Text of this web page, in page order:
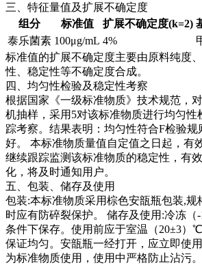
三、特征量值及扩展不确定度
组分
标准值 扩展不确定度(k=2)
泰乐菌素 100μg/mL 4%
标准值的扩展不确定度主要由原料纯度
性、稳定性等不确定度合成。
四、均匀性检验及稳定性考察
根据国家《一级标准物质》技术规范，
机抽样，采用5对该标准物质进行均匀性
踪考察。结果表明：均匀性符合F检验规
好。 本标准物质量值自定值之日起，有
继续跟踪监测该标准物质的稳定性，有
化，将及时通知用户。
五、包装、储存及使用
包装:本标准物质采用棕色安瓿瓶包装,规
时应有防碎裂保护。 储存及使用:冷冻
条件下保存。使用前应于室温（20±3）
保证均匀。安瓿瓶一经打开，应立即使
为标准物质使用，使用中严格防止沾污。